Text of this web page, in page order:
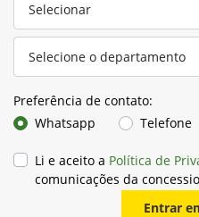
Preferência de contato:
Whatsapp
Telefone
Li e aceito a Política de
comunicações da
Entrar